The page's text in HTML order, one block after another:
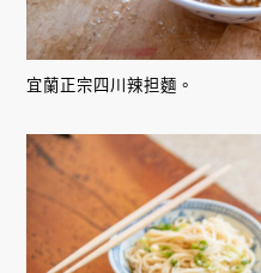
宜蘭正宗四川辣担麵。